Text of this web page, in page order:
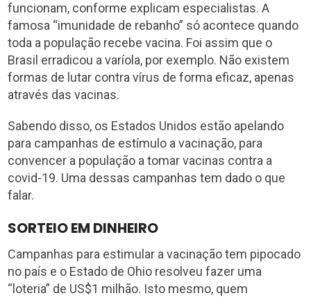
funcionam, conforme explicam especialistas. A
famosa “imunidade de rebanho” só acontece quando
toda a população recebe vacina. Foi assim que o
Brasil erradicou a varíola, por exemplo. Não existem
formas de lutar contra vírus de forma eficaz, apenas
através das vacinas.
Sabendo disso, os Estados Unidos estão apelando
para campanhas de estímulo a vacinação, para
convencer a população a tomar vacinas contra a
covid-19. Uma dessas campanhas tem dado o que
falar.
SORTEIO EM DINHEIRO
Campanhas para estimular a vacinação tem pipocado
no país e o Estado de Ohio resolveu fazer uma
“loteria” de US$1 milhão. Isto mesmo, quem